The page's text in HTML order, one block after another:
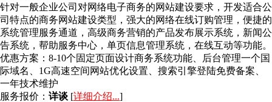
针对一般企业公司对网络电子商务的网站建设要求，开发适合公
司特点的商务网站建设类型，强大的网络在线订购管理，便捷的
系统管理服务通道，高级商务营销的产品发布展示系统，新闻公
告系统，帮助服务中心，单页信息管理系统，在线互动等功能。
优惠方案： 8-10个固定页面设计商务系统功能、后台管理一个国
际域名、1G高速空间网站优化设置、搜索引擎登陆免费备案、
一年技术维护
服务报价： 详谈 [详细介绍...]